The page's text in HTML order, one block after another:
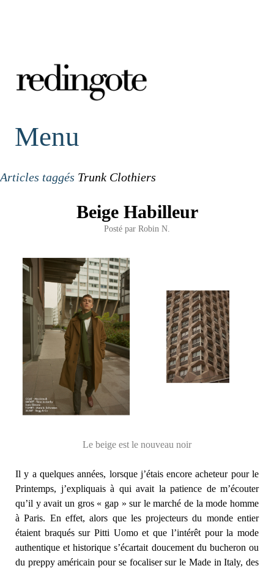
redingote.
Menu
Articles taggés Trunk Clothiers
Beige Habilleur
Posté par Robin N.
Le beige est le nouveau noir
Il y a quelques années, lorsque j’étais encore acheteur pour le
Printemps, j’expliquais à qui avait la patience de m’écouter
qu’il y avait un gros « gap » sur le marché de la mode homme
à Paris. En effet, alors que les projecteurs du monde entier
étaient braqués sur Pitti Uomo et que l’intérêt pour la mode
authentique et historique s’écartait doucement du bucheron ou
du preppy américain pour se focaliser sur le Made in Italy, des